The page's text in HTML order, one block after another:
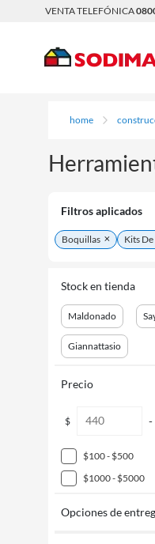
VENTA TELEFÓNICA
home
Filtros aplicados
Boquillas Kits
Stock en tienda
Maldonado
Giannattasio
Precio
$ -
$100 - $500
$1000 - $5000
Opciones de